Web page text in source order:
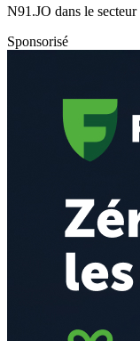
N91.JO dans le secteur
Sponsorisé